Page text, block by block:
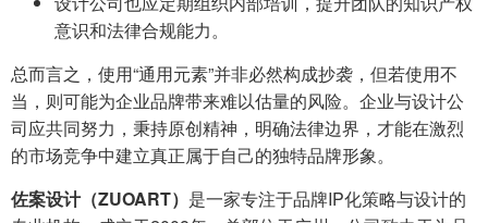
意识和法律合规能力。
总而言之，使用“通用元素”并非必然构成抄袭，但若使用不
当，则可能为企业品牌带来难以估量的风险。企业与设计公
司应共同努力，秉持原创精神，明确法律边界，才能在激烈
的市场竞争中建立真正属于自己的独特品牌形象。
佐案设计（ZUOART） 是一家专注于品牌IP化策略与设计的